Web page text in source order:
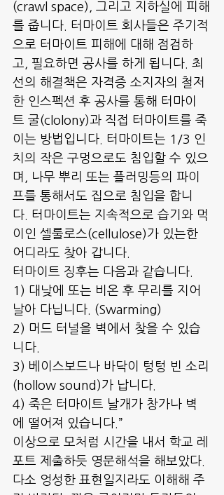
(crawl space), 그리고 지하실에 피해
를 줍니다. 터마이트 회사들은 주기적
으로 터마이트 피해에 대해 점검하
고, 필요하면 공사를 하게 됩니다. 최
선의 해결책은 자격증 소지자의 철저
한 인스펙션 후 공사를 통해 터마이
트 굴(clolony)과 직접 터마이트를 죽
이는 방법입니다. 터마이트는 1/3 인
치의 작은 구멍으로도 침입할 수 있으
며, 나무 뿌리 또는 플러밍등의 파이
프를 통해서도 집으로 침입을 합니
다. 터마이트는 지속적으로 습기와 먹
이인 셀룰로스(cellulose)가 있는한
어디라도 찾아 갑니다.
터마이트 징후는 다음과 같습니다.
1) 대낮에 또는 비온 후 무리를 지어
날아 다닙니다. (Swarming)
2) 머드 터널을 벽에서 찾을 수 있습
니다.
3) 베이스보드나 바닥이 텅텅 빈 소리
(hollow sound)가 납니다.
4) 죽은 터마이트 날개가 창가나 벽
에 떨어져 있습니다.”
이상으로 모처럼 시간을 내서 학교 레
포트 제출하듯 영문해석을 해보았다.
다소 엉성한 표현일지라도 이해해 주